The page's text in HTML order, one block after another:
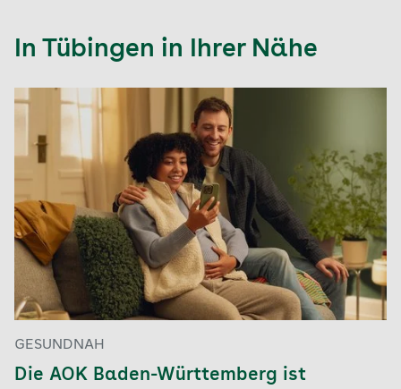
In Tübingen in Ihrer Nähe
GESUNDNAH
Die AOK Baden-Württemberg ist